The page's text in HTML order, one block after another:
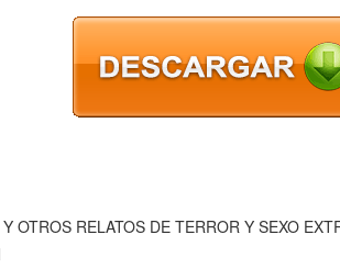
OTROS RELATOS DE TERROR Y SEXO